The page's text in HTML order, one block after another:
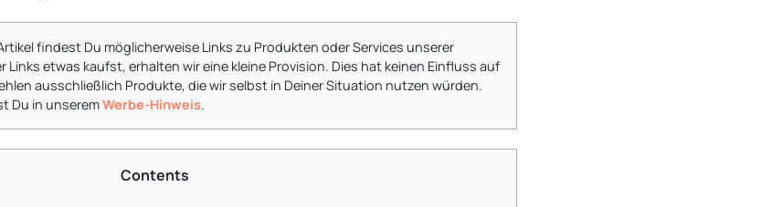
findest Du möglicherweise Links zu Produkten oder Services unserer
Links etwas kaufst, erhalten wir eine kleine Provision. Dies hat keinen Einfluss auf
ausschließlich Produkte, die wir selbst in Deiner Situation nutzen würden.
Du in unseremWerbe-Hinweis.
Contents